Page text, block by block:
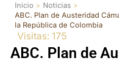
Inicio
Noticias
ABC. Plan de Austeridad
la República de Colombia
Visitas: 175
ABC. Plan de